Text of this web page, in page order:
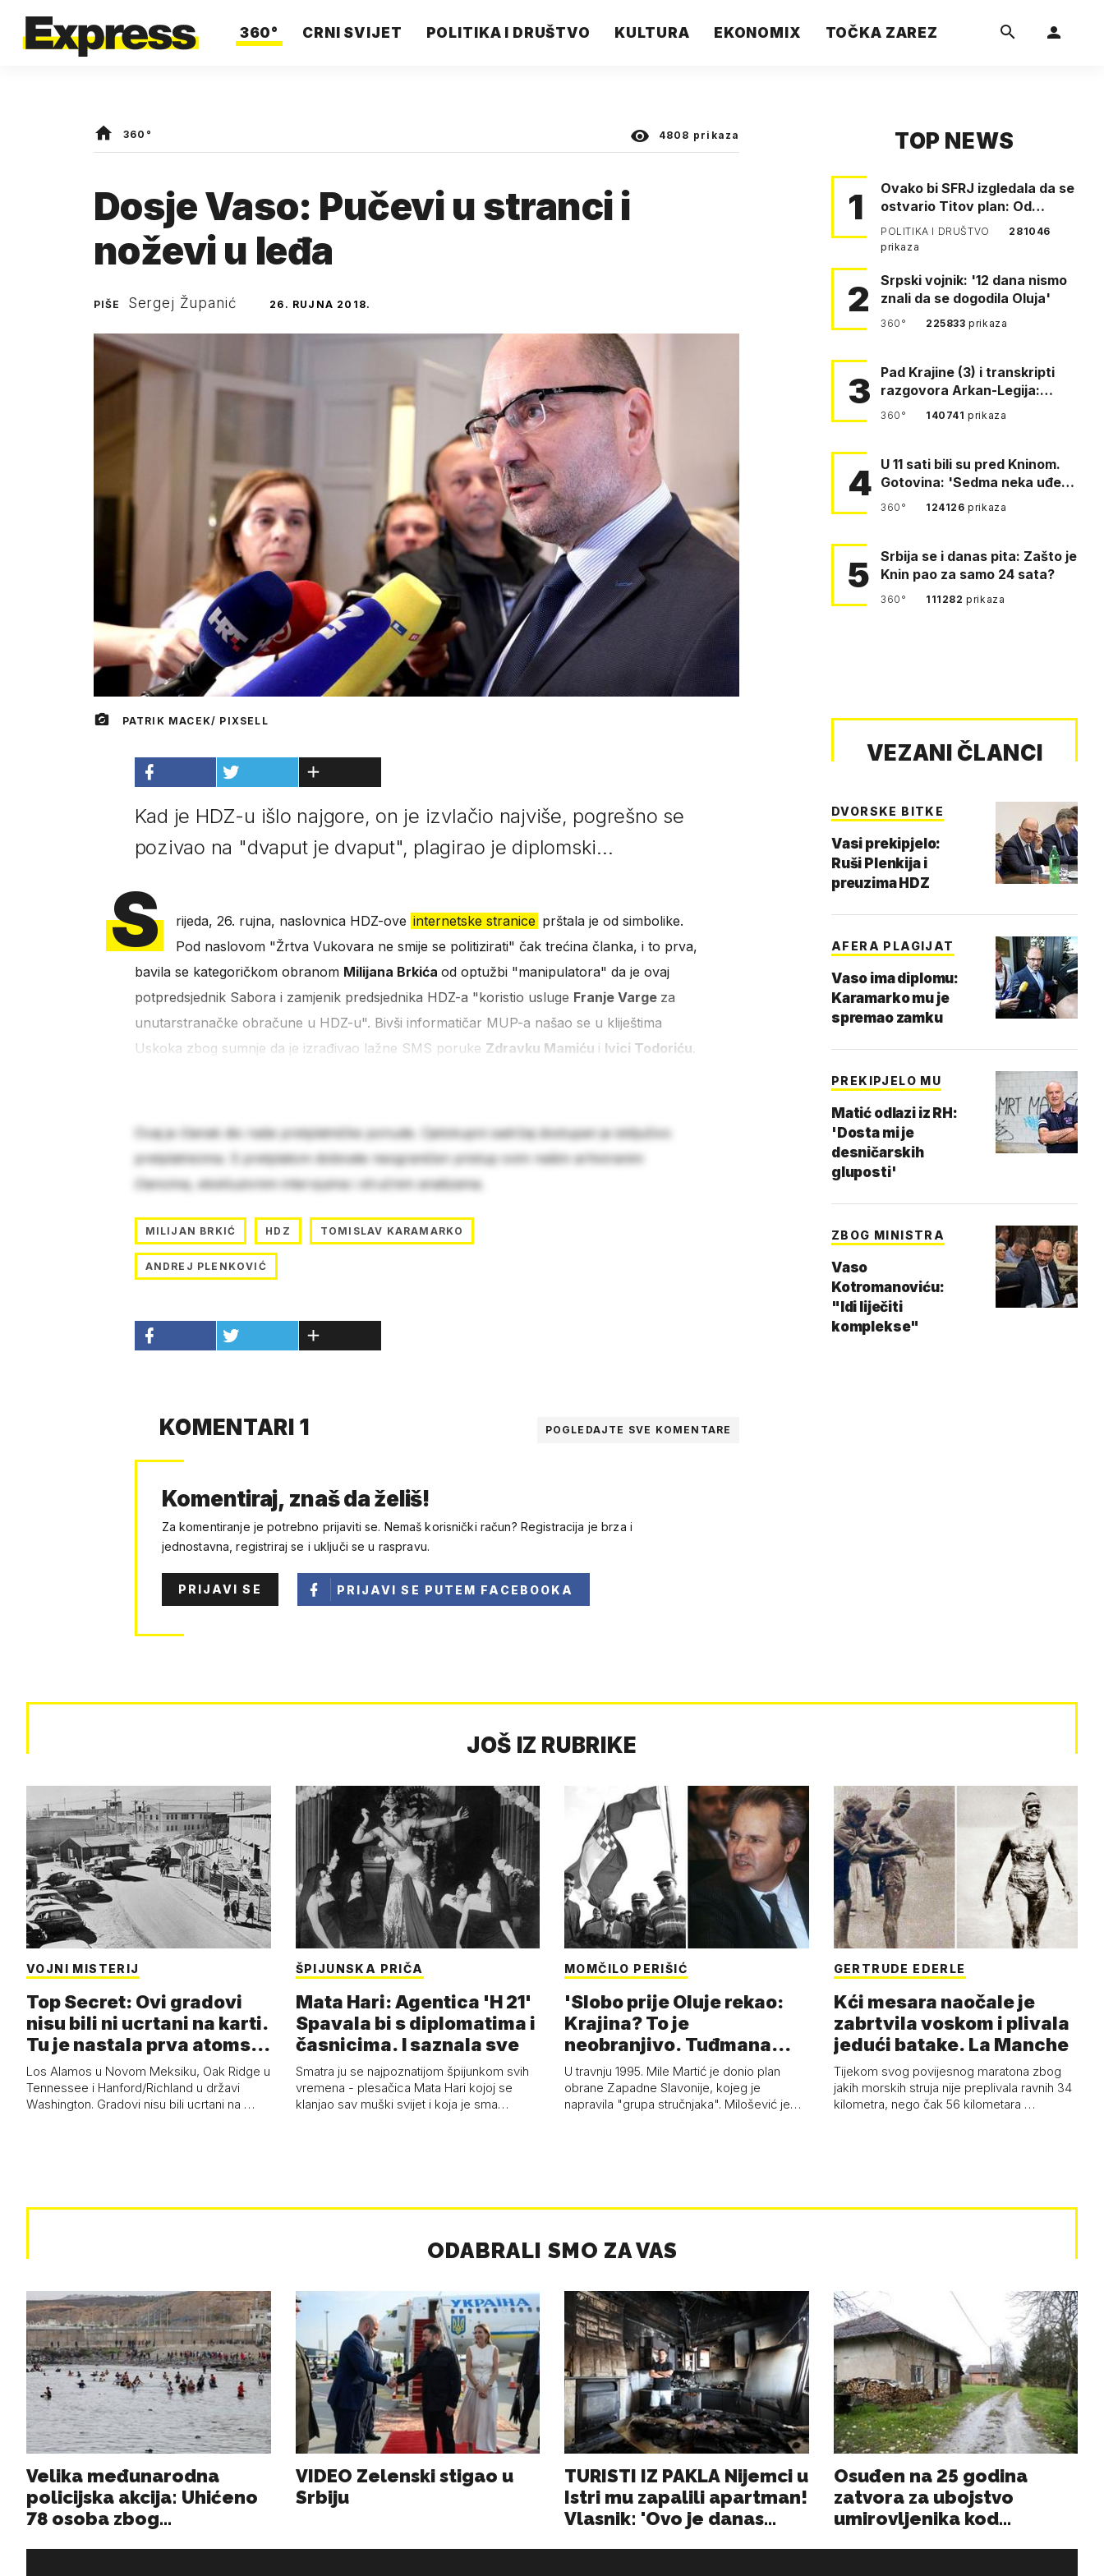
360° CRNI SVIJET POLITIKA I DRUŠTVO KULTURA EKONOMIX TOČKA ZAREZ
360° 4808 prikaza
Dosje Vaso: Pučevi u stranci i
noževi u leđa
PIŠE Sergej Županić 26. RUJNA 2018.
PATRIK MACEK/ PIXSELL
Kad je HDZ-u išlo najgore, on je izvlačio najviše, pogrešno se
pozivao na "dvaput je dvaput", plagirao je diplomski...
S rijeda, 26. rujna, naslovnica HDZ-ove internetske stranice prštala je od simbolike.
Pod naslovom "Žrtva Vukovara ne smije se politizirati" čak trećina članka, i to prva,
bavila se kategoričkom obranom Milijana Brkića od optužbi "manipulatora" da je ovaj
potpredsjednik Sabora i zamjenik predsjednika HDZ-a "koristio usluge Franje Varge za
unutarstranačke obračune u HDZ-u". Bivši informatičar MUP-a našao se u kliještima
Uskoka zbog sumnje da je izrađivao lažne SMS poruke Zdravku Mamiću i Ivici Todoriću.
Ovaj je članak dio naše pretplatničke ponude. Cjelokupni sadržaj dostupan je isključivo
pretplatnicima. S pretplatom dobivate neograničen pristup svim našim arhiviranim
člancima, ekskluzivnim intervjuima i stručnim analizama.
MILIJAN BRKIĆ HDZ TOMISLAV KARAMARKO
ANDREJ PLENKOVIĆ
KOMENTARI 1 POGLEDAJTE SVE KOMENTARE
Komentiraj, znaš da želiš!
Za komentiranje je potrebno prijaviti se. Nemaš korisnički račun? Registracija je brza i
jednostavna, registriraj se i uključi se u raspravu.
PRIJAVI SE PRIJAVI SE PUTEM FACEBOOKA
TOP NEWS
1
Ovako bi SFRJ izgledala da se
ostvario Titov plan: Od
Klagenfurta do Istanbula!
POLITIKA I DRUŠTVO
281046
prikaza
2
Srpski vojnik: '12 dana nismo
znali da se dogodila Oluja'
360° 225833prikaza
3
Pad Krajine (3) i transkripti
razgovora Arkan-Legija:
'Čujem, prelazite ustašam…
360° 140741prikaza
4 U 11 sati bili su pred Kninom.
Gotovina: 'Sedma neka uđe,
4. gardijska neka g…
360° 124126prikaza
5
Srbija se i danas pita: Zašto je
Knin pao za samo 24 sata?
360° 111282prikaza
VEZANI ČLANCI
DVORSKE BITKE
Vasi prekipjelo:
Ruši Plenkija i
preuzima HDZ
AFERA PLAGIJAT
Vaso ima diplomu:
Karamarko mu je
spremao zamku
PREKIPJELO MU
Matić odlazi iz RH:
'Dosta mi je
desničarskih
gluposti'
ZBOG MINISTRA
Vaso
Kotromanoviću:
"Idi liječiti
komplekse"
JOŠ IZ RUBRIKE
VOJNI MISTERIJ
Top Secret: Ovi gradovi
nisu bili ni ucrtani na karti.
Tu je nastala prva atoms…
Los Alamos u Novom Meksiku, Oak Ridge u
Tennessee i Hanford/Richland u državi
Washington. Gradovi nisu bili ucrtani na …
ŠPIJUNSKA PRIČA
Mata Hari: Agentica 'H 21'
Spavala bi s diplomatima i
časnicima. I saznala sve
Smatra ju se najpoznatijom špijunkom svih
vremena - plesačica Mata Hari kojoj se
klanjao sav muški svijet i koja je sma…
MOMČILO PERIŠIĆ
'Slobo prije Oluje rekao:
Krajina? To je
neobranjivo. Tuđmana
zvao Krivousti'
U travnju 1995. Mile Martić je donio plan
obrane Zapadne Slavonije, kojeg je
napravila "grupa stručnjaka". Milošević je…
GERTRUDE EDERLE
Kći mesara naočale je
zabrtvila voskom i plivala
jedući batake. La Manche
Tijekom svog povijesnog maratona zbog
jakih morskih struja nije preplivala ravnih 34
kilometra, nego čak 56 kilometara …